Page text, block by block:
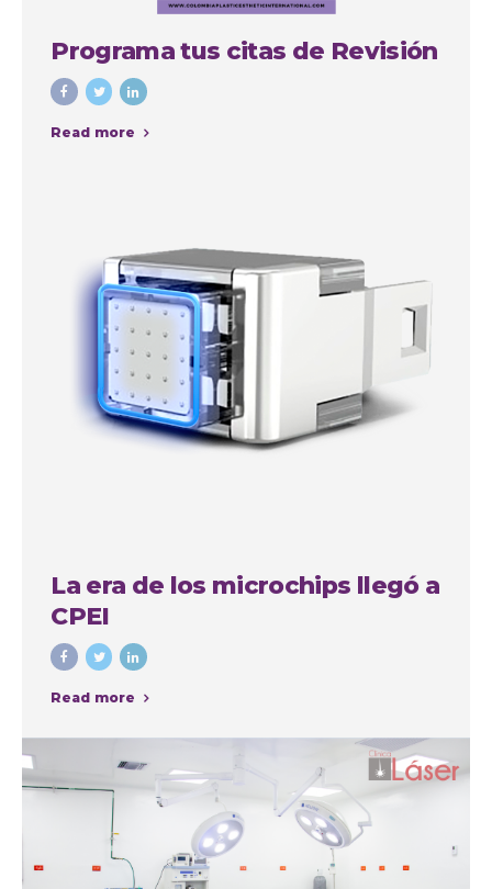
Programa tus citas de Revisión
Read more
La era de los microchips llegó a
CPEI
Read more